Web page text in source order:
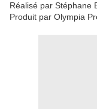
Réalisé par Stéphane
Produit par Olympia